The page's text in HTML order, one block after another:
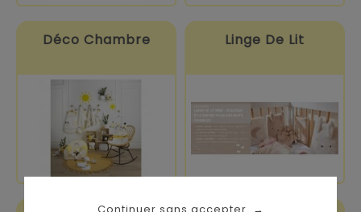
Continuer sans accepter →
Déco Chambre Linge De Lit